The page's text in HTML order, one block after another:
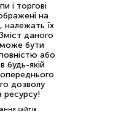
і торгові
на
належать їх
даного
бути
або
будь-якій
дозволу
ресурсу!
сайтів